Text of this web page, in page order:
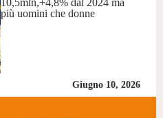
10,5mln,+4,8% dal 2024 ma
più uomini che donne
Giugno 10, 2026